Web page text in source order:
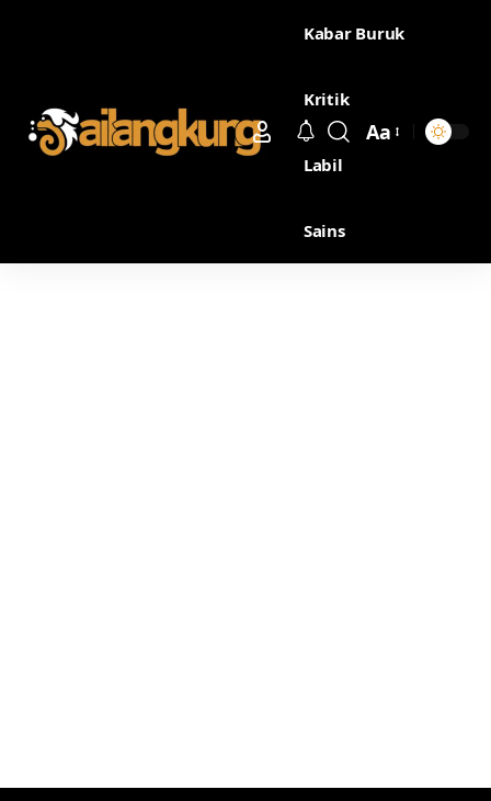
Kabar Buruk
Kritik
Labil
Sains
Aa